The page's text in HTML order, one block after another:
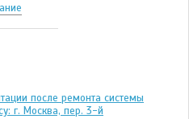
после ремонта системы
г. Москва, пер. 3-й